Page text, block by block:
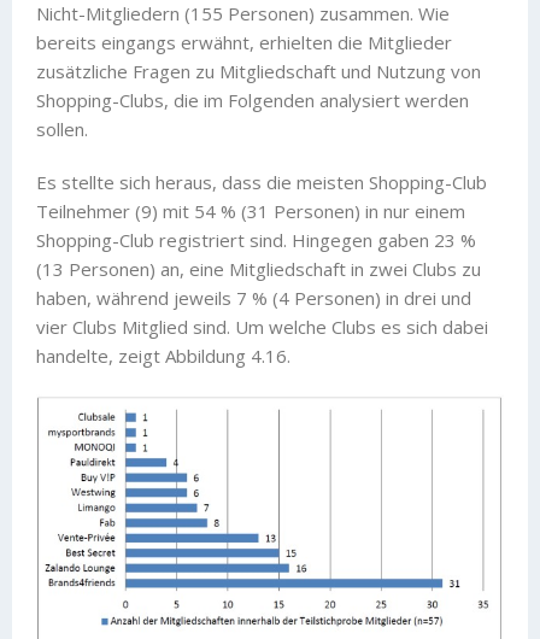
Nicht-Mitgliedern (155 Personen) zusammen. Wie
bereits eingangs erwähnt, erhielten die Mitglieder
zusätzliche Fragen zu Mitgliedschaft und Nutzung von
Shopping-Clubs, die im Folgenden analysiert werden
sollen.
Es stellte sich heraus, dass die meisten Shopping-Club
Teilnehmer (9) mit 54 % (31 Personen) in nur einem
Shopping-Club registriert sind. Hingegen gaben 23 %
(13 Personen) an, eine Mitgliedschaft in zwei Clubs zu
haben, während jeweils 7 % (4 Personen) in drei und
vier Clubs Mitglied sind. Um welche Clubs es sich dabei
handelte, zeigt Abbildung 4.16.